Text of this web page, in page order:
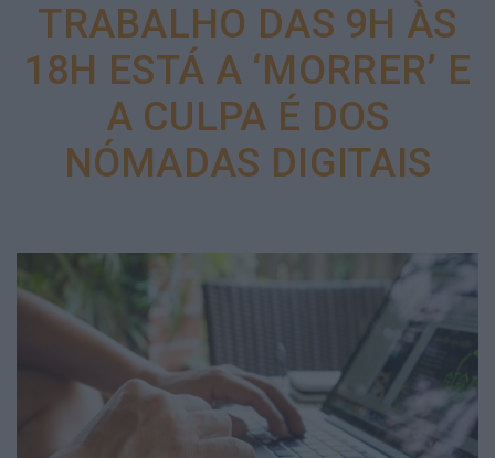
TRABALHO DAS 9H ÀS
18H ESTÁ A ‘MORRER’ E
A CULPA É DOS
NÓMADAS DIGITAIS